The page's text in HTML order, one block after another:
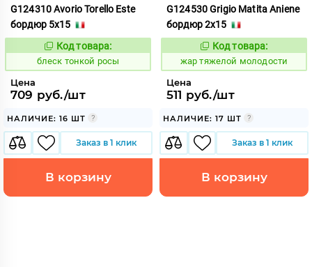
G124310 Avorio Torello Este
бордюр 5x15
44082
Код товара:
блеск тонкой росы
Цена
709 руб./шт
НАЛИЧИЕ: 16 ШТ
Заказ в 1 клик
В корзину
G124530 Grigio Matita Aniene
бордюр 2x15
372804
Код товара:
жар тяжелой молодости
Цена
511 руб./шт
НАЛИЧИЕ: 17 ШТ
Заказ в 1 клик
В корзину